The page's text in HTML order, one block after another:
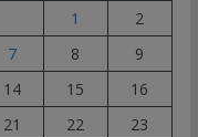
1
2
7 8
9
14 15
16
21 22
23